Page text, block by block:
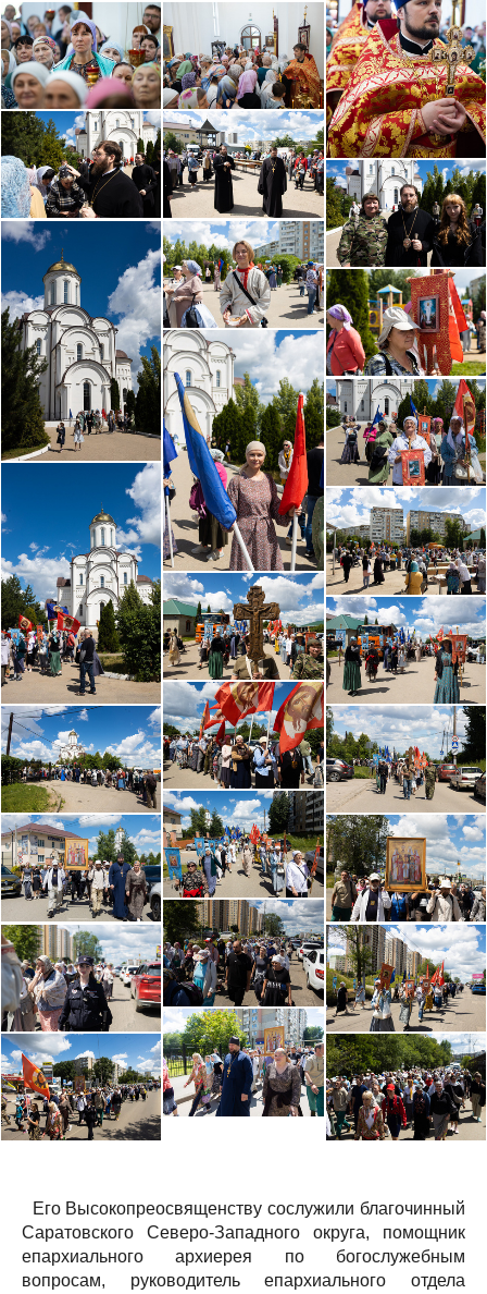
Его Высокопреосвященству сослужили благочинный
Саратовского Северо-Западного округа, помощник
епархиального архиерея по богослужебным
вопросам, руководитель епархиального отдела